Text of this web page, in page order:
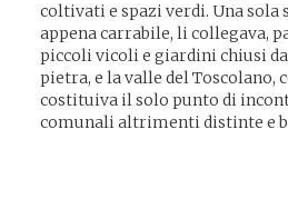
coltivati e spazi verdi. Una sola
appena carrabile, li collegava,
piccoli vicoli e giardini chiusi
pietra, e la valle del Toscolano,
costituiva il solo punto di
comunali altrimenti distinte e